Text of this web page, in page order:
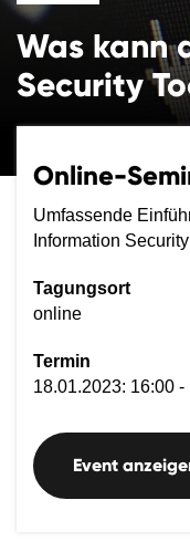
Was kann
Security
Online-
Umfassende
Information
Tagungsort
online
Termin
18.01.2023: 16:00 -
Event